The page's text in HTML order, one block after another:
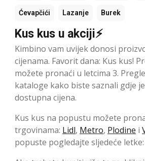
Ćevapčići Lazanje Burek
Kus kus u akciji⚡
Kimbino vam uvijek donosi
cijenama. Favorit dana: Kus kus!
možete pronaći u letcima 3.
kataloge kako biste saznali gdje
dostupna cijena.
Kus kus na popustu možete
trgovinama: Lidl, Metro, Plodine i
popuste pogledajte sljedeće letke: